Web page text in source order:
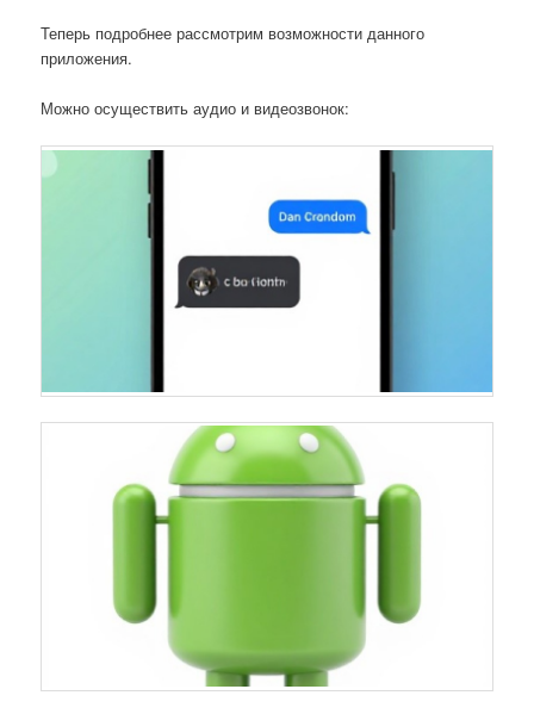
Теперь подробнее рассмотрим возможности данного
приложения.
Можно осуществить аудио и видеозвонок: